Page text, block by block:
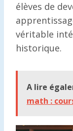
élèves de
véritable
historique.
A lire
math :